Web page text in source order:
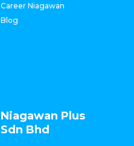
Career Niagawan
Blog
Niagawan Plus
Sdn Bhd